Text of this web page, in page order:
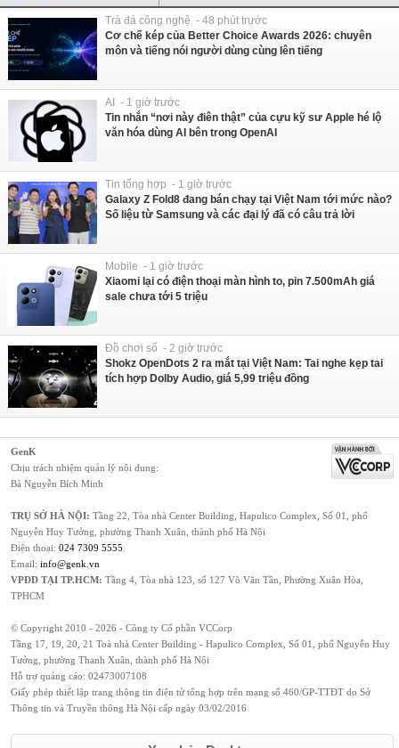
Trà đá công nghệ - 48 phút trước
Cơ chế kép của Better Choice Awards 2026: chuyên
môn và tiếng nói người dùng cùng lên tiếng
AI - 1 giờ trước
Tin nhắn “nơi này điên thật” của cựu kỹ sư Apple hé lộ
văn hóa dùng AI bên trong OpenAI
Tin tổng hợp - 1 giờ trước
Galaxy Z Fold8 đang bán chạy tại Việt Nam tới mức nào?
Số liệu từ Samsung và các đại lý đã có câu trả lời
Mobile - 1 giờ trước
Xiaomi lại có điện thoại màn hình to, pin 7.500mAh giá
sale chưa tới 5 triệu
Đồ chơi số - 2 giờ trước
Shokz OpenDots 2 ra mắt tại Việt Nam: Tai nghe kẹp tai
tích hợp Dolby Audio, giá 5,99 triệu đồng
GenK
Chịu trách nhiệm quản lý nội dung:
Bà Nguyễn Bích Minh
TRỤ SỞ HÀ NỘI: Tầng 22, Tòa nhà Center Building, Hapulico Complex, Số 01, phố
Nguyễn Huy Tưởng, phường Thanh Xuân, thành phố Hà Nội
Điện thoại: 024 7309 5555
Email: info@genk.vn
VPĐD TẠI TP.HCM: Tầng 4, Tòa nhà 123, số 127 Võ Văn Tần, Phường Xuân Hòa,
TPHCM
© Copyright 2010 - 2026 - Công ty Cổ phần VCCorp
Tầng 17, 19, 20, 21 Toà nhà Center Building - Hapulico Complex, Số 01, phố Nguyễn Huy
Tưởng, phường Thanh Xuân, thành phố Hà Nội
Hỗ trợ quảng cáo: 02473007108
Giấy phép thiết lập trang thông tin điện tử tổng hợp trên mạng số 460/GP-TTĐT do Sở
Thông tin và Truyền thông Hà Nội cấp ngày 03/02/2016